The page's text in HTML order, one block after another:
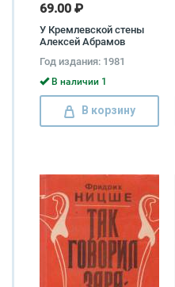
69.00 ₽
У Кремлевской стены
Алексей Абрамов
Год издания: 1981
В наличии 1
В корзину